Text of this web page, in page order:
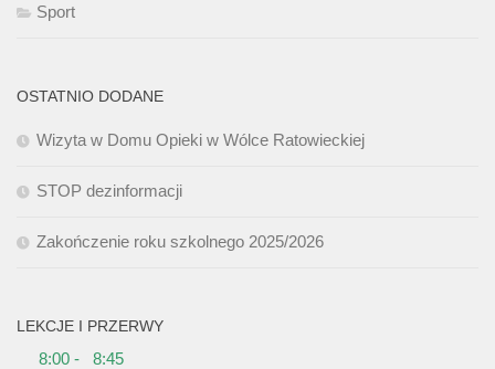
Sport
OSTATNIO DODANE
Wizyta w Domu Opieki w Wólce Ratowieckiej
STOP dezinformacji
Zakończenie roku szkolnego 2025/2026
LEKCJE I PRZERWY
8:00 - 8:45